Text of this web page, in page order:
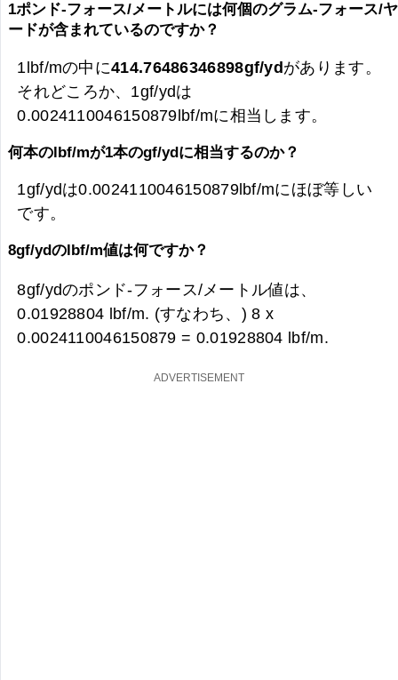
1ポンド-フォース/メートルには何個のグラム-フォース/ヤ
ードが含まれているのですか？
1lbf/mの中に414.76486346898gf/ydがあります。
それどころか、1gf/ydは
0.0024110046150879lbf/mに相当します。
何本のlbf/mが1本のgf/ydに相当するのか？
1gf/ydは0.0024110046150879lbf/mにほぼ等しい
です。
8gf/ydのlbf/m値は何ですか？
8gf/ydのポンド-フォース/メートル値は、
0.01928804 lbf/m. (すなわち、) 8 x
0.0024110046150879 = 0.01928804 lbf/m.